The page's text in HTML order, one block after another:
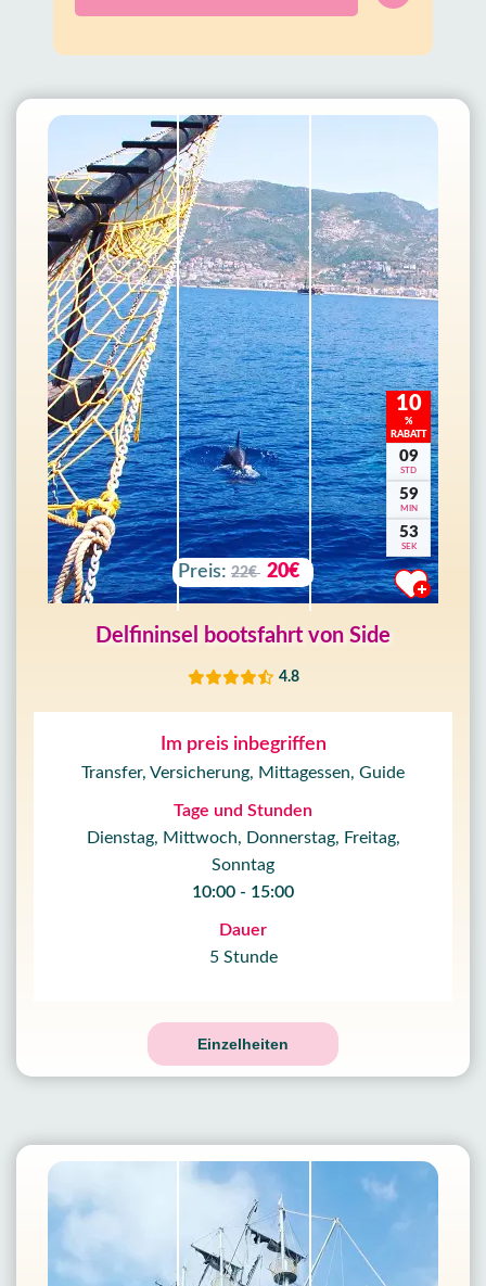
10
%
RABATT
09
STD
59
MIN
51
SEK
Preis: 22€ 20€
Delfininsel bootsfahrt von Side
4.8
Im preis inbegriffen
Transfer, Versicherung, Mittagessen, Guide
Tage und Stunden
Dienstag, Mittwoch, Donnerstag, Freitag,
Sonntag
10:00 - 15:00
Dauer
5 Stunde
Einzelheiten